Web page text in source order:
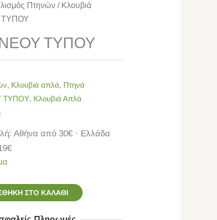
Πτηνών/ Κλουβιά
ΤΥΠΟΥ
ΤΥΠΟΥ
, Κλουβιά απλά, Πτηνά
ΤΥΠΟΥ, Κλουβιά Απλά
Αθήνα από 30€ · Ελλάδα
ΣΤΟ ΚΑΛΆΘΙ